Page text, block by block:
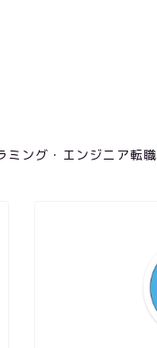
ミング・エンジニア転職